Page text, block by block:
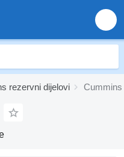
rezervni dijelovi Cummins